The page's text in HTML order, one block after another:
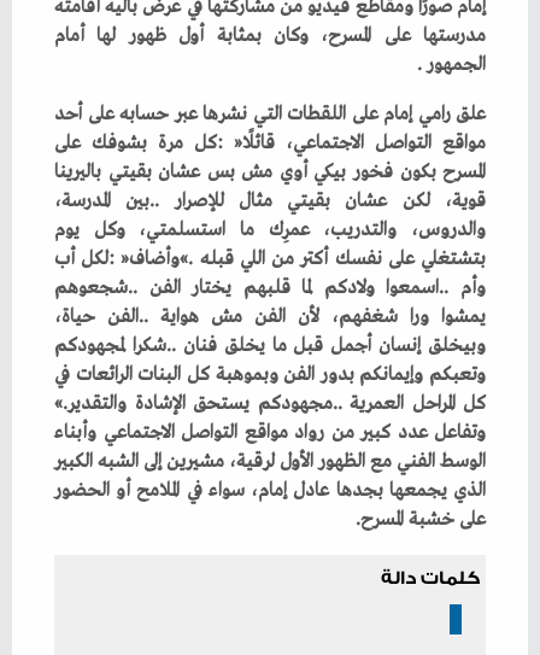
‬الجمهور‭.‬‮ ‬
‬كل‭ ‬المراحل‭ ‬العمرية‭.. ‬مجهودكم‭ ‬يستحق‭ ‬الإشادة‭ ‬والتقدير‮»‬‭.
‬على‭ ‬خشبة‭ ‬المسرح‭.‬
كلمات دالة